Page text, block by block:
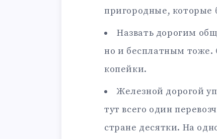
пригородные,
Назвать дорогим
но и бесплатным тоже.
копейки.
Железной дорогой
тут всего один
стране десятки. На